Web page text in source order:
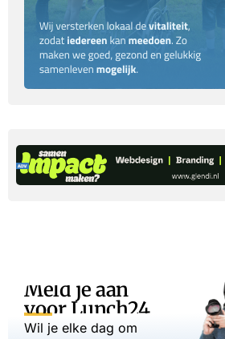
Meld je aan
voor Lunch24
Wil je elke dag om